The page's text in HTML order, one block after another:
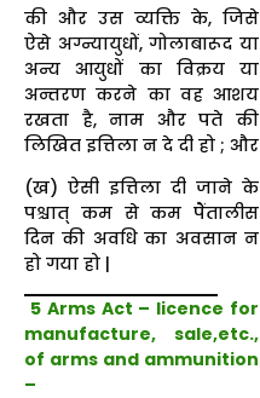
की और उस व्यक्ति के, जिसे
ऐसे अग्न्यायुधों, गोलाबारूद या
अन्य आयुधों का विक्रय या
अन्तरण करने का वह आशय
रखता है, नाम और पते की
लिखित इत्तिला न दे दी हो ; और
(ख) ऐसी इत्तिला दी जाने के
पश्चात्‌ कम से कम पैंतालीस
दिन की अवधि का अवसान न
हो गया हो |
5 Arms Act – licence for
manufacture, sale,etc.,
of arms and ammunition
–